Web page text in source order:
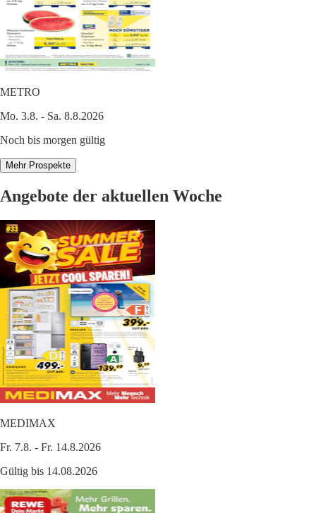
METRO
Mo. 3.8. - Sa. 8.8.2026
Noch bis morgen gültig
Mehr Prospekte
Angebote der aktuellen Woche
MEDIMAX
Fr. 7.8. - Fr. 14.8.2026
Gültig bis 14.08.2026